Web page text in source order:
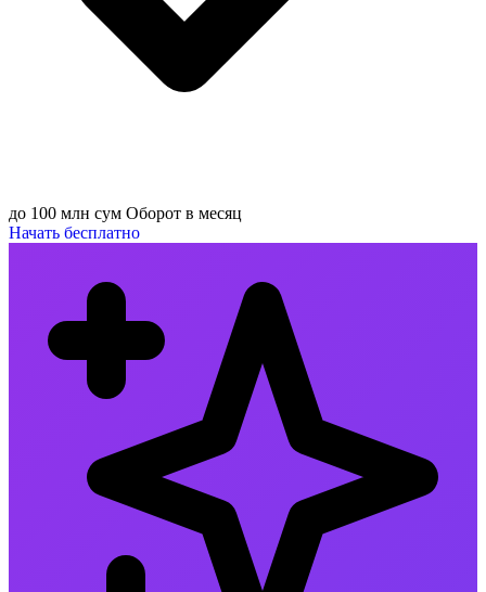
до 100 млн сум Оборот в месяц
Начать бесплатно